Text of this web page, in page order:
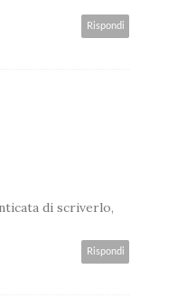
Rispondi
di scriverlo,
Rispondi